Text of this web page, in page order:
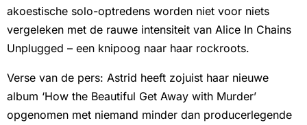
akoestische solo-optredens worden niet voor niets
vergeleken met de rauwe intensiteit van Alice In Chains
Unplugged – een knipoog naar haar rockroots.
Verse van de pers: Astrid heeft zojuist haar nieuwe
album ‘How the Beautiful Get Away with Murder’
opgenomen met niemand minder dan producerlegende